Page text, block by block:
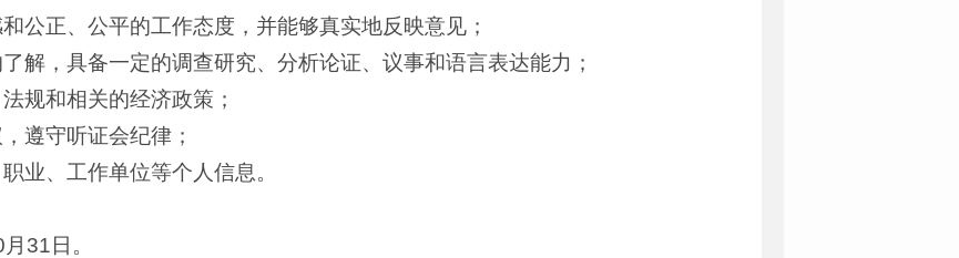
公正、公平的工作态度，并能够真实地反映意见；
解，具备一定的调查研究、分析论证、议事和语言表达能力；
规和相关的经济政策；
遵守听证会纪律；
业、工作单位等个人信息。
31日。